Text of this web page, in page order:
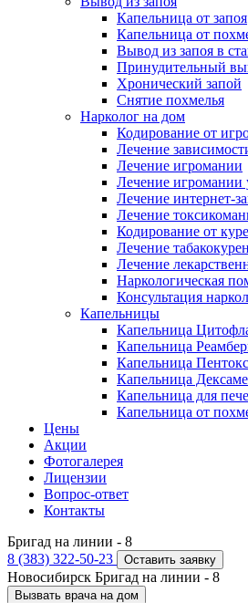
Капельница от запоя
Капельница от
Вывод из запоя в
Принудительный
Хронический запой
Снятие похмелья
Нарколог на дом
Кодирование от
Лечение
Лечение игромании
Лечение игромании
Лечение интернет-
Лечение
Кодирование от
Лечение
Лечение
Наркологическая
Консультация
Капельницы
Капельница
Капельница
Капельница
Капельница
Капельница для
Капельница от
Цены
Акции
Фотогалерея
Лицензии
Вопрос-ответ
Контакты
Бригад на линии - 8
8 (383) 322-50-23
Оставить заявку
Новосибирск Бригад на линии - 8
Вызвать врача на дом